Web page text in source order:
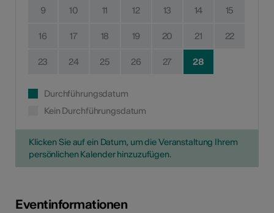
9 10 11 12 13 14 15
16 17 18 19 20 21 22
23 24 25 26 27 28
Durchführungsdatum
Kein Durchführungsdatum
Klicken Sie auf ein Datum, um die Veranstaltung Ihrem
persönlichen Kalender hinzuzufügen.
Eventinformationen